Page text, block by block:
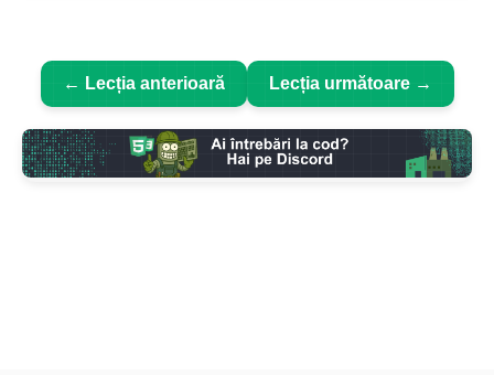
← Lecția anterioară Lecția următoare →